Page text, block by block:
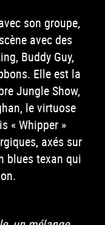
son groupe,
avec des
Buddy Guy,
Elle est la
Jungle Show,
le virtuose
« Whipper »
axés sur
blues texan qui